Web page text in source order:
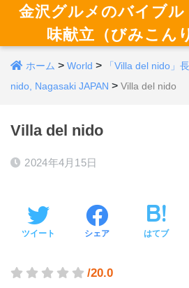
金沢グルメのバイブ
味献立（びみこん
ホーム > World >
「Villa del nido」
nido, Nagasaki JAPAN > Villa del nido
Villa del nido
2024年4月15日
ツイート シェア はてブ
/20.0